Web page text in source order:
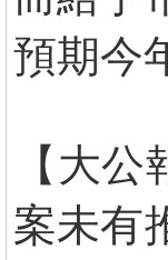
預期今
【大
案未有